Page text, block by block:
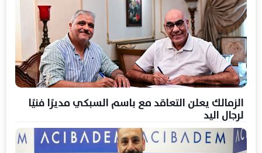
الزمالك يعلن التعاقد مع باسم السبكي مديرًا فنيًا
لرجال اليد